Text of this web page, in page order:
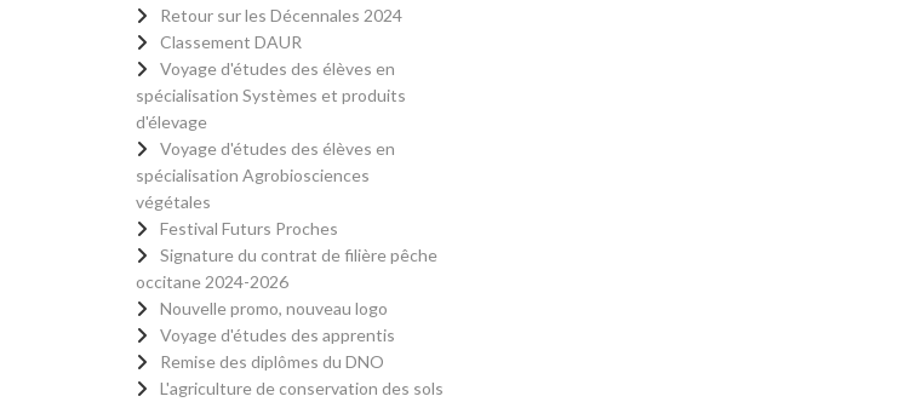
Retour sur les Décennales 2024
Classement DAUR
Voyage d'études des élèves en
spécialisation Systèmes et produits
d'élevage
Voyage d'études des élèves en
spécialisation Agrobiosciences
végétales
Festival Futurs Proches
Signature du contrat de filière pêche
occitane 2024-2026
Nouvelle promo, nouveau logo
Voyage d'études des apprentis
Remise des diplômes du DNO
L'agriculture de conservation des sols